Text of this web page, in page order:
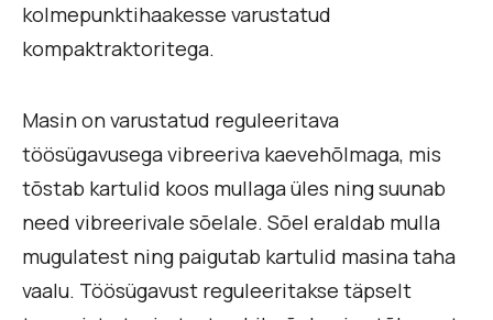
kolmepunktihaakesse varustatud
kompaktraktoritega.
Masin on varustatud reguleeritava
töösügavusega vibreeriva kaevehõlmaga, mis
tõstab kartulid koos mullaga üles ning suunab
need vibreerivale sõelale. Sõel eraldab mulla
mugulatest ning paigutab kartulid masina taha
vaalu. Töösügavust reguleeritakse täpselt